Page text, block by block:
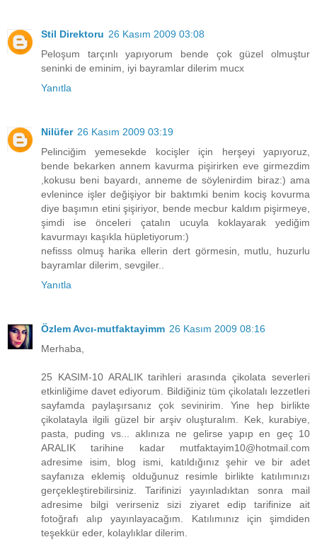
Stil Direktoru 26 Kasım 2009 03:08
Peloşum tarçınlı yapıyorum bende çok güzel olmuştur
seninki de eminim, iyi bayramlar dilerim mucx
Yanıtla
Nilüfer 26 Kasım 2009 03:19
Pelinciğim yemesekde kocişler için herşeyi yapıyoruz,
bende bekarken annem kavurma pişirirken eve girmezdim
,kokusu beni bayardı, anneme de söylenirdim biraz:) ama
evlenince işler değişiyor bir baktımki benim kociş kovurma
diye başımın etini şişiriyor, bende mecbur kaldım pişirmeye,
şimdi ise önceleri çatalın ucuyla koklayarak yediğim
kavurmayı kaşıkla hüpletiyorum:)
nefisss olmuş harika ellerin dert görmesin, mutlu, huzurlu
bayramlar dilerim, sevgiler..
Yanıtla
Özlem Avcı-mutfaktayimm 26 Kasım 2009 08:16
Merhaba,
25 KASIM-10 ARALIK tarihleri arasında çikolata severleri
etkinliğime davet ediyorum. Bildiğiniz tüm çikolatalı lezzetleri
sayfamda paylaşırsanız çok sevinirim. Yine hep birlikte
çikolatayla ilgili güzel bir arşiv oluşturalım. Kek, kurabiye,
pasta, puding vs... aklınıza ne gelirse yapıp en geç 10
ARALIK tarihine kadar mutfaktayim10@hotmail.com
adresime isim, blog ismi, katıldığınız şehir ve bir adet
sayfanıza eklemiş olduğunuz resimle birlikte katılımınızı
gerçekleştirebilirsiniz. Tarifinizi yayınladıktan sonra mail
adresime bilgi verirseniz sizi ziyaret edip tarifinize ait
fotoğrafı alıp yayınlayacağım. Katılımınız için şimdiden
teşekkür eder, kolaylıklar dilerim.